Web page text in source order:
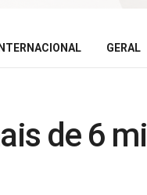
INTERNACIONAL GERAL
de 6 mil